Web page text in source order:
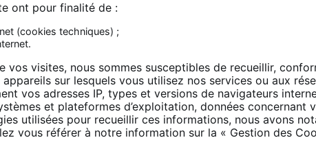
ont pour finalité de :
(cookies techniques) ;
vos visites, nous sommes susceptibles de recueillir,
sur lesquels vous utilisez nos services ou aux
vos adresses IP, types et versions de navigateurs
et plateformes d’exploitation, données concernant
utilisées pour recueillir ces informations, nous avons
vous référer à notre information sur la « Gestion des